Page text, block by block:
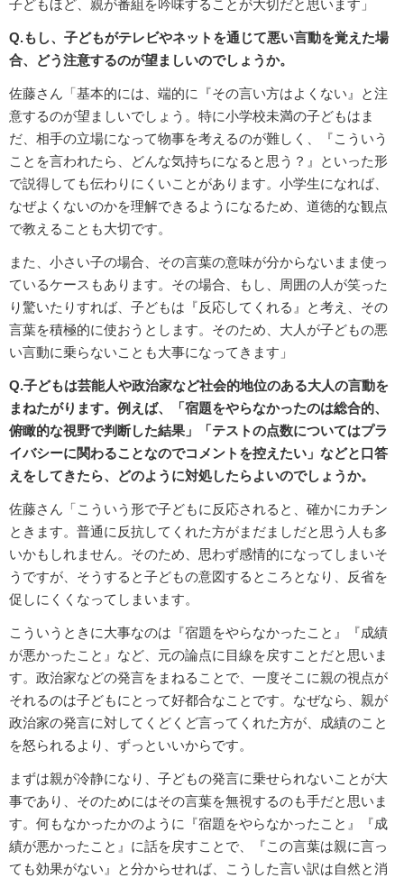
子どもほど、親が番組を吟味することが大切だと思います」
Q.もし、子どもがテレビやネットを通じて悪い言動を覚えた場
合、どう注意するのが望ましいのでしょうか。
佐藤さん「基本的には、端的に『その言い方はよくない』と注
意するのが望ましいでしょう。特に小学校未満の子どもはま
だ、相手の立場になって物事を考えるのが難しく、『こういう
ことを言われたら、どんな気持ちになると思う？』といった形
で説得しても伝わりにくいことがあります。小学生になれば、
なぜよくないのかを理解できるようになるため、道徳的な観点
で教えることも大切です。
また、小さい子の場合、その言葉の意味が分からないまま使っ
ているケースもあります。その場合、もし、周囲の人が笑った
り驚いたりすれば、子どもは『反応してくれる』と考え、その
言葉を積極的に使おうとします。そのため、大人が子どもの悪
い言動に乗らないことも大事になってきます」
Q.子どもは芸能人や政治家など社会的地位のある大人の言動を
まねたがります。例えば、「宿題をやらなかったのは総合的、
俯瞰的な視野で判断した結果」「テストの点数についてはプラ
イバシーに関わることなのでコメントを控えたい」などと口答
えをしてきたら、どのように対処したらよいのでしょうか。
佐藤さん「こういう形で子どもに反応されると、確かにカチン
ときます。普通に反抗してくれた方がまだましだと思う人も多
いかもしれません。そのため、思わず感情的になってしまいそ
うですが、そうすると子どもの意図するところとなり、反省を
促しにくくなってしまいます。
こういうときに大事なのは『宿題をやらなかったこと』『成績
が悪かったこと』など、元の論点に目線を戻すことだと思いま
す。政治家などの発言をまねることで、一度そこに親の視点が
それるのは子どもにとって好都合なことです。なぜなら、親が
政治家の発言に対してくどくど言ってくれた方が、成績のこと
を怒られるより、ずっといいからです。
まずは親が冷静になり、子どもの発言に乗せられないことが大
事であり、そのためにはその言葉を無視するのも手だと思いま
す。何もなかったかのように『宿題をやらなかったこと』『成
績が悪かったこと』に話を戻すことで、『この言葉は親に言っ
ても効果がない』と分からせれば、こうした言い訳は自然と消